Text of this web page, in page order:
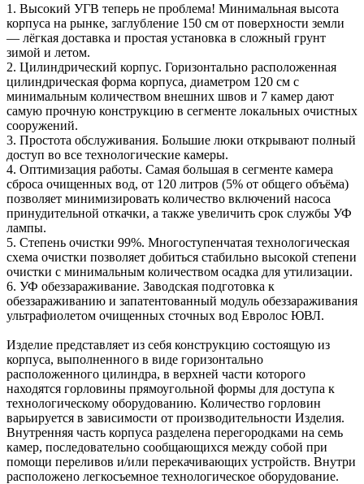
1. Высокий УГВ теперь не проблема! Минимальная высота
корпуса на рынке, заглубление 150 см от поверхности земли
— лёгкая доставка и простая установка в сложный грунт
зимой и летом.
2. Цилиндрический корпус. Горизонтально расположенная
цилиндрическая форма корпуса, диаметром 120 см с
минимальным количеством внешних швов и 7 камер дают
самую прочную конструкцию в сегменте локальных очистных
сооружений.
3. Простота обслуживания. Большие люки открывают полный
доступ во все технологические камеры.
4. Оптимизация работы. Самая большая в сегменте камера
сброса очищенных вод, от 120 литров (5% от общего объёма)
позволяет минимизировать количество включений насоса
принудительной откачки, а также увеличить срок службы УФ
лампы.
5. Степень очистки 99%. Многоступенчатая технологическая
схема очистки позволяет добиться стабильно высокой степени
очистки с минимальным количеством осадка для утилизации.
6. УФ обеззараживание. Заводская подготовка к
обеззараживанию и запатентованный модуль обеззараживания
ультрафиолетом очищенных сточных вод Евролос ЮВЛ.
Изделие представляет из себя конструкцию состоящую из
корпуса, выполненного в виде горизонтально
расположенного цилиндра, в верхней части которого
находятся горловины прямоугольной формы для доступа к
технологическому оборудованию. Количество горловин
варьируется в зависимости от производительности Изделия.
Внутренняя часть корпуса разделена перегородками на семь
камер, последовательно сообщающихся между собой при
помощи переливов и/или перекачивающих устройств. Внутри
расположено легкосъемное технологическое оборудование.